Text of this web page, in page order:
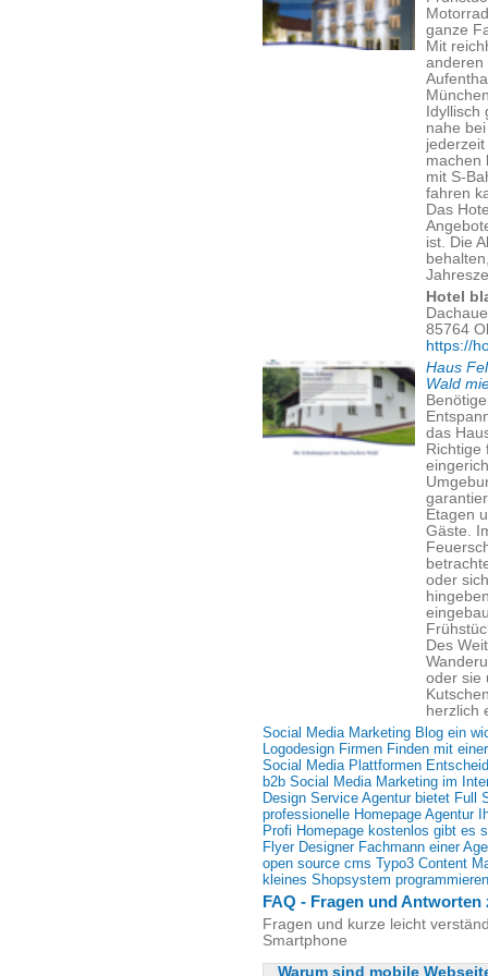
ganze
Mit
anderen
nahe
machen
mit S-
fahren
Das
ist. Die
Hotel
85764
https://
Haus
Wald
das
Richtige
Etagen
Gäste.
oder
Des
oder sie
herzlich
Social Media Marketing Blog ein
Logodesign Firmen Finden mit
Social Media Plattformen
b2b Social Media Marketing im
Design Service Agentur bietet Full
professionelle Homepage Agentur
Profi Homepage kostenlos gibt es
Flyer Designer Fachmann einer
open source cms Typo3 Content
kleines Shopsystem
FAQ - Fragen und
Fragen und kurze leicht
Smartphone
Warum sind mobile